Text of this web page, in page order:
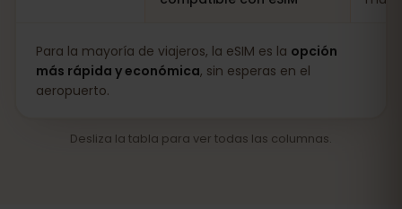
Para la mayoría de viajeros, la eSIM es la opción
más rápida y económica, sin esperas en el
aeropuerto.
Desliza la tabla para ver todas las columnas.